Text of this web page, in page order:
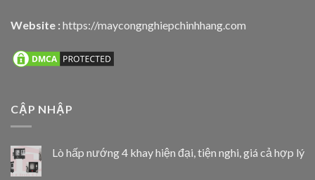
Website : https://maycongnghiepchinhhang.com
CẬP NHẬP
Lò hấp nướng 4 khay hiện đại, tiện nghi, giá cả hợp lý